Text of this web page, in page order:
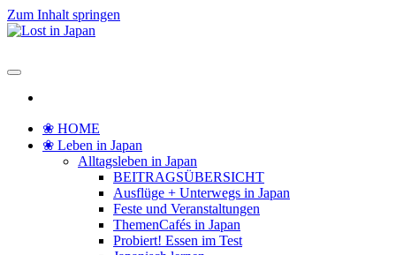
Zum Inhalt springen
❀ HOME
❀ Leben in Japan
Alltagsleben in Japan
BEITRAGSÜBERSICHT
Ausflüge + Unterwegs in Japan
Feste und Veranstaltungen
ThemenCafés in Japan
Probiert! Essen im Test